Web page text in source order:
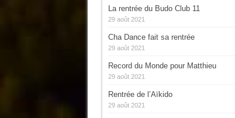
La rentrée du Budo Club 11
29 août 2021
Cha Dance fait sa rentrée
29 août 2021
Record du Monde pour Matthieu
29 août 2021
Rentrée de l’Aïkido
29 août 2021